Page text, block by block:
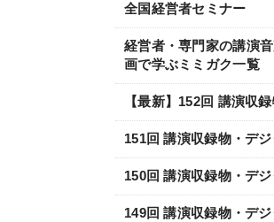
全国経営者セミナー
経営者・専門家の講演
画で学ぶミミガク一覧
【最新】152回 講演収
151回 講演収録物・デ
150回 講演収録物・デ
149回 講演収録物・デ